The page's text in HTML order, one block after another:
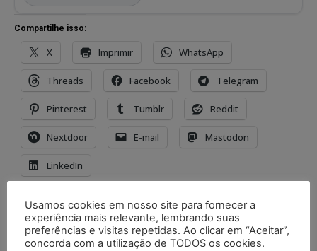
Compartilhe isso:
X Imprimir WhatsApp
Threads Facebook Telegram
Pinterest Tumblr Reddit
Nextdoor E-mail Mastodon
LinkedIn
TAGS advogado attraso
boneco
boneco personalizado
cláusula cliente
cnpj
consumidor
contrato cor criador
crucial
Usamos cookies em nosso site para fornecer a
experiência mais relevante, lembrando suas
preferências e visitas repetidas. Ao clicar em “Aceitar”,
concorda com a utilização de TODOS os cookies.